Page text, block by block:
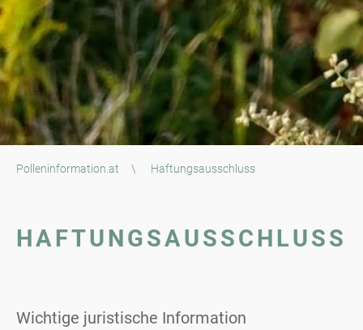
Polleninformation.at \ Haftungsausschluss
HAFTUNGSAUSSCHLUSS
Wichtige juristische Information